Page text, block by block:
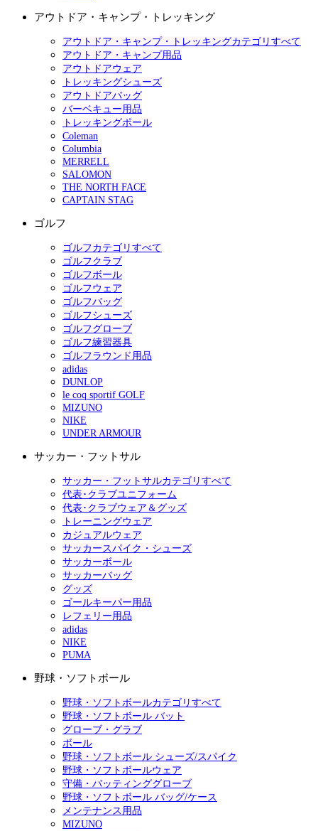
アウトドア・キャンプ・トレッキング
アウトドア・キャンプ・トレッキングカテゴリすべて
アウトドア・キャンプ用品
アウトドアウェア
トレッキングシューズ
アウトドアバッグ
バーベキュー用品
トレッキングポール
Coleman
Columbia
MERRELL
SALOMON
THE NORTH FACE
CAPTAIN STAG
ゴルフ
ゴルフカテゴリすべて
ゴルフクラブ
ゴルフボール
ゴルフウェア
ゴルフバッグ
ゴルフシューズ
ゴルフグローブ
ゴルフ練習器具
ゴルフラウンド用品
adidas
DUNLOP
le coq sportif GOLF
MIZUNO
NIKE
UNDER ARMOUR
サッカー・フットサル
サッカー・フットサルカテゴリすべて
代表･クラブユニフォーム
代表･クラブウェア＆グッズ
トレーニングウェア
カジュアルウェア
サッカースパイク・シューズ
サッカーボール
サッカーバッグ
グッズ
ゴールキーパー用品
レフェリー用品
adidas
NIKE
PUMA
野球・ソフトボール
野球・ソフトボールカテゴリすべて
野球・ソフトボール バット
グローブ・グラブ
ボール
野球・ソフトボール シューズ/スパイク
野球・ソフトボールウェア
守備・バッティンググローブ
野球・ソフトボール バッグ/ケース
メンテナンス用品
MIZUNO